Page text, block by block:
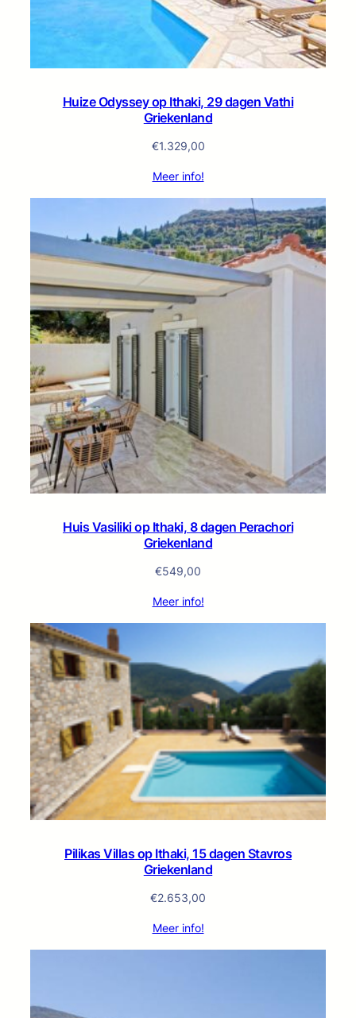
Huize Odyssey op Ithaki, 29 dagen Vathi
Griekenland
€1.329,00
Meer info!
Huis Vasiliki op Ithaki, 8 dagen Perachori
Griekenland
€549,00
Meer info!
Pilikas Villas op Ithaki, 15 dagen Stavros
Griekenland
€2.653,00
Meer info!